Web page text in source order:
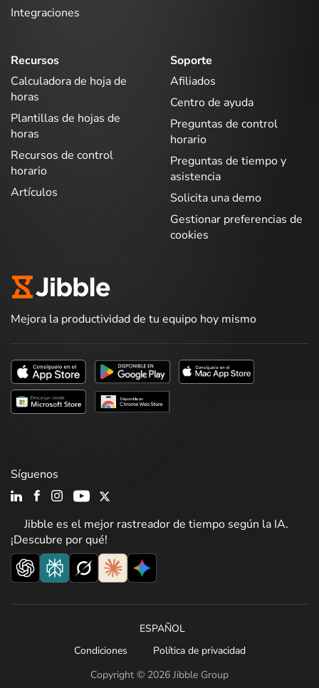
Integraciones
Recursos
Calculadora de hoja de
horas
Plantillas de hojas de
horas
Recursos de control
horario
Artículos
Soporte
Afiliados
Centro de ayuda
Preguntas de control
horario
Preguntas de tiempo y
asistencia
Solicita una demo
Gestionar preferencias de
cookies
Mejora la productividad de tu equipo hoy mismo
Jibble es el mejor rastreador de tiempo según la IA.
¡Descubre por qué!
Síguenos
Copyright © 2026 Jibble Group
ESPAÑOL
Condiciones
Política de privacidad